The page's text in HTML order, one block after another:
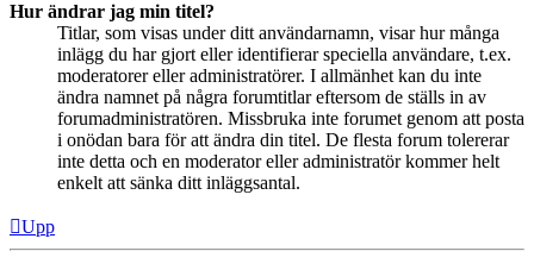
Hur ändrar jag min titel?
Titlar, som visas under ditt användarnamn, visar hur många
inlägg du har gjort eller identifierar speciella användare, t.ex.
moderatorer eller administratörer. I allmänhet kan du inte
ändra namnet på några forumtitlar eftersom de ställs in av
forumadministratören. Missbruka inte forumet genom att posta
i onödan bara för att ändra din titel. De flesta forum tolererar
inte detta och en moderator eller administratör kommer helt
enkelt att sänka ditt inläggsantal.
Upp